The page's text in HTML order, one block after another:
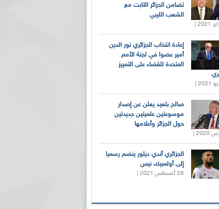
تضامن الجزائر الثابت مع
الشعب الليبي
إعادة انتخاب الجزائري نور الدين
أمير عضوا في لجنة الأمم
المتحدة للقضاء على التمييز
صالح بلعيد يعلن عن إصدار
موسوعتين علميتين جديدتين
حول الجزائر وأعلامها
الجزائري أندي ديلور ينضم رسميا
إلى أولمبيك نيس
28 أغسطس 2021 |